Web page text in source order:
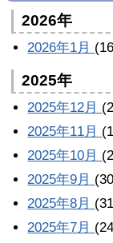
2026年
2026年1月
2025年
2025年12月
2025年11月
2025年10月
2025年9月
2025年8月
2025年7月